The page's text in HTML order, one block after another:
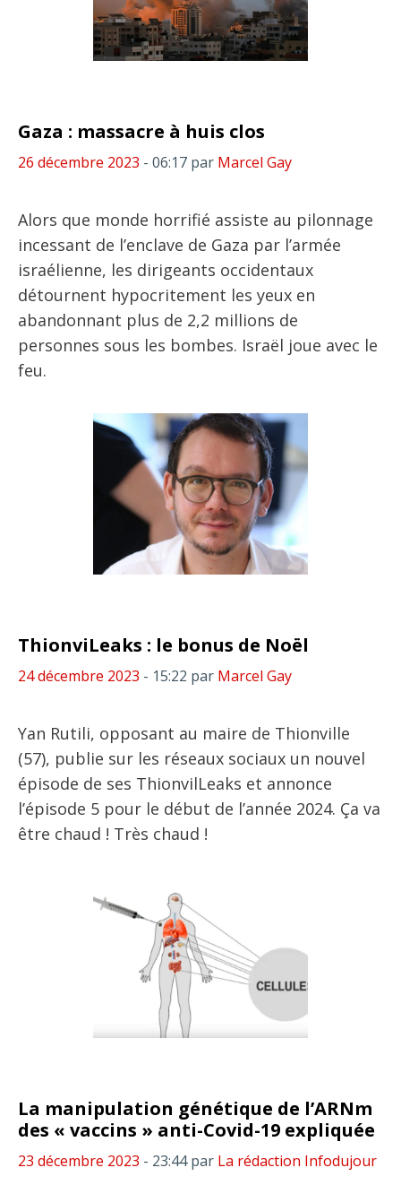
Gaza : massacre à huis clos
26 décembre 2023 - 06:17 par Marcel Gay
Alors que monde horrifié assiste au pilonnage
incessant de l’enclave de Gaza par l’armée
israélienne, les dirigeants occidentaux
détournent hypocritement les yeux en
abandonnant plus de 2,2 millions de
personnes sous les bombes. Israël joue avec le
feu.
ThionviLeaks : le bonus de Noël
24 décembre 2023 - 15:22 par Marcel Gay
Yan Rutili, opposant au maire de Thionville
(57), publie sur les réseaux sociaux un nouvel
épisode de ses ThionvilLeaks et annonce
l’épisode 5 pour le début de l’année 2024. Ça va
être chaud ! Très chaud !
La manipulation génétique de l’ARNm
des « vaccins » anti-Covid-19 expliquée
23 décembre 2023 - 23:44 par La rédaction Infodujour